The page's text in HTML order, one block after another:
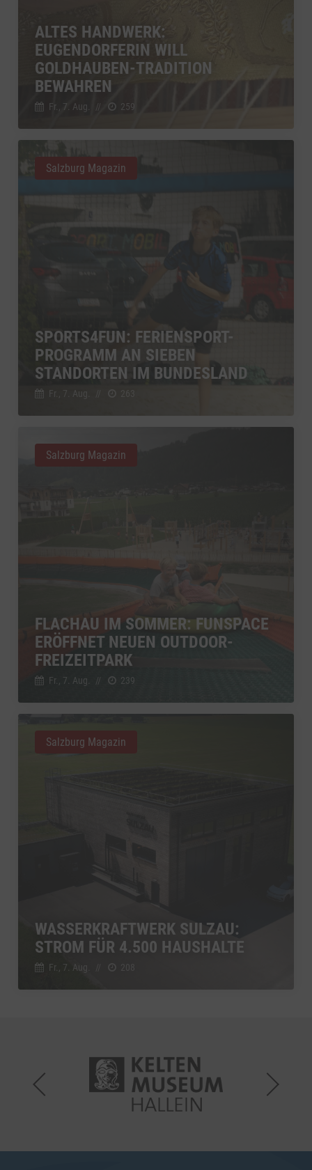
ALTES HANDWERK:
EUGENDORFERIN WILL
GOLDHAUBEN-TRADITION
BEWAHREN
Fr., 7. Aug. // 259
SPORTS4FUN: FERIENSPORT-
PROGRAMM AN SIEBEN
STANDORTEN IM BUNDESLAND
Fr., 7. Aug. 263
Salzburg Magazin
FLACHAU IM SOMMER: FUNSPACE
ERÖFFNET NEUEN OUTDOOR-
FREIZEITPARK
Fr., 7. Aug. // 239
Salzburg Magazin
WASSERKRAFTWERK SULZAU:
STROM FÜR 4.500 HAUSHALTE
Fr., 7. Aug.
Salzburg Magazin